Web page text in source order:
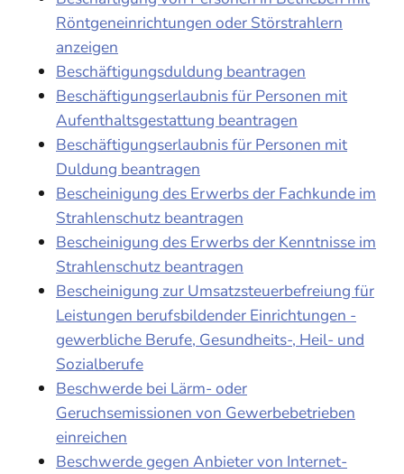
Röntgeneinrichtungen oder Störstrahlern
anzeigen
Beschäftigungsduldung beantragen
Beschäftigungserlaubnis für Personen mit
Aufenthaltsgestattung beantragen
Beschäftigungserlaubnis für Personen mit
Duldung beantragen
Bescheinigung des Erwerbs der Fachkunde im
Strahlenschutz beantragen
Bescheinigung des Erwerbs der Kenntnisse im
Strahlenschutz beantragen
Bescheinigung zur Umsatzsteuerbefreiung für
Leistungen berufsbildender Einrichtungen -
gewerbliche Berufe, Gesundheits-, Heil- und
Sozialberufe
Beschwerde bei Lärm- oder
Geruchsemissionen von Gewerbebetrieben
einreichen
Beschwerde gegen Anbieter von Internet-